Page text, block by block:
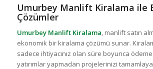
Umurbey Manlift Kiralama ile
Çözümler
Umurbey Manlift Kiralama , manlift satın
ekonomik bir kiralama çözümü sunar.
sadece ihtiyacınız olan süre boyunca
yatırımlar yapmadan projelerinizi